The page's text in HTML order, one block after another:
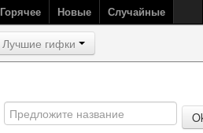
Горячее Новые Случайные
Лучшие гифки